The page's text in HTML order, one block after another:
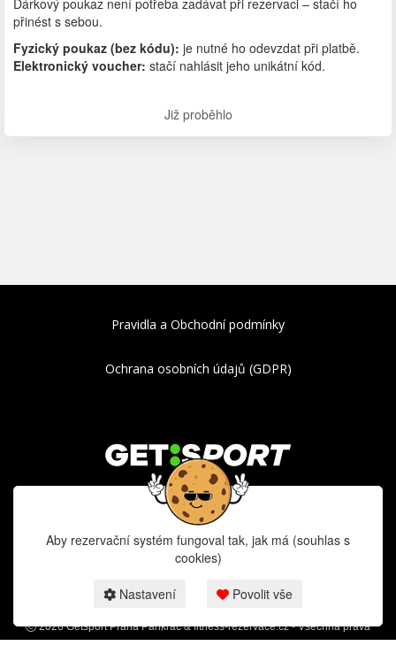
Dárkový poukaz není potřeba zadávat při rezervaci – stačí ho
přinést s sebou.
Fyzický poukaz (bez kódu): je nutné ho odevzdat při platbě.
Elektronický voucher: stačí nahlásit jeho unikátní kód.
Již proběhlo
Pravidla a Obchodní podmínky
Ochrana osobních údajů (GDPR)
Běžecké tréninky - RunLab analýza
2026 Getsport Praha Pankrác & fitness-rezervace.cz - Všechna práva
Aby rezervační systém fungoval tak, jak má (souhlas s
cookies)
Nastavení Povolit vše